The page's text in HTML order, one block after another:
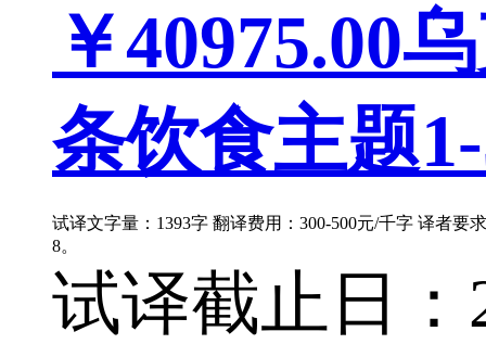
￥40975.00
条饮食主题
试译文字量：1393字 翻译费用：300-500元/千字 译者要
8。
试译截止日：